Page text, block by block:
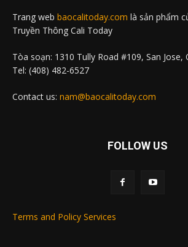
Trang web baocalitoday.com là sản phẩm
Truyền Thông Cali Today
Tòa soạn: 1310 Tully Road #109, San Jose,
Tel: (408) 482-6527
Contact us: nam@baocalitoday.com
FOLLOW US
Terms and Policy Services